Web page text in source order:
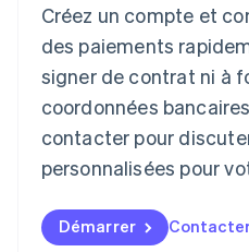
Créez un compte et
des paiements
signer de contrat ni à
coordonnées
contacter pour
personnalisées pour
Démarrer
Lettonie
Liechtenstein
Deutsch English
Lituanie
Luxembourg
FrançaisDeutsch English
English简体中文
Malte